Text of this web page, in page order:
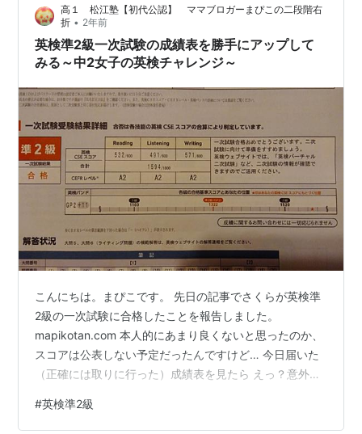
の頃、覚えた単語はすぐわかるのに学生時代に取りこぼ
した単語は何回やっても覚えられません！！ やっぱり学
生の頃一生懸命勉強してお…
高１ 松江塾【初代公認】 ママブロガーまぴこの二段階右
折 • 2年前
英検準2級一次試験の成績表を勝手にアップして
みる～中2女子の英検チャレンジ～
こんにちは。まぴこです。 先日の記事でさくらが英検準
2級の一次試験に合格したことを報告しました。
mapikotan.com 本人的にあまり良くないと思ったのか、
スコアは公表しない予定だったんですけど… 今日届いた
（正確には取りに行った）成績表を見たら えっ？意外と
(´▽｀*) 嘘です。一応言いましたよ、後が怖いんで
#英検準2級